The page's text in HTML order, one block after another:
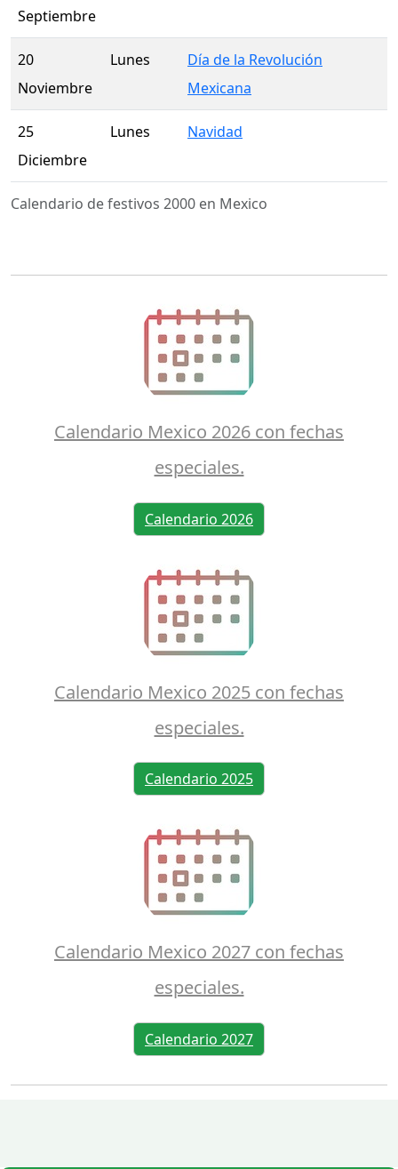
Calendario de festivos 2000 en Mexico
Septiembre
20
Noviembre
Lunes
Día de la Revolución
Mexicana
25
Diciembre
Lunes Navidad
Calendario Mexico 2026 con fechas
especiales.
Calendario 2026
Calendario Mexico 2025 con fechas
especiales.
Calendario 2025
Calendario Mexico 2027 con fechas
especiales.
Calendario 2027